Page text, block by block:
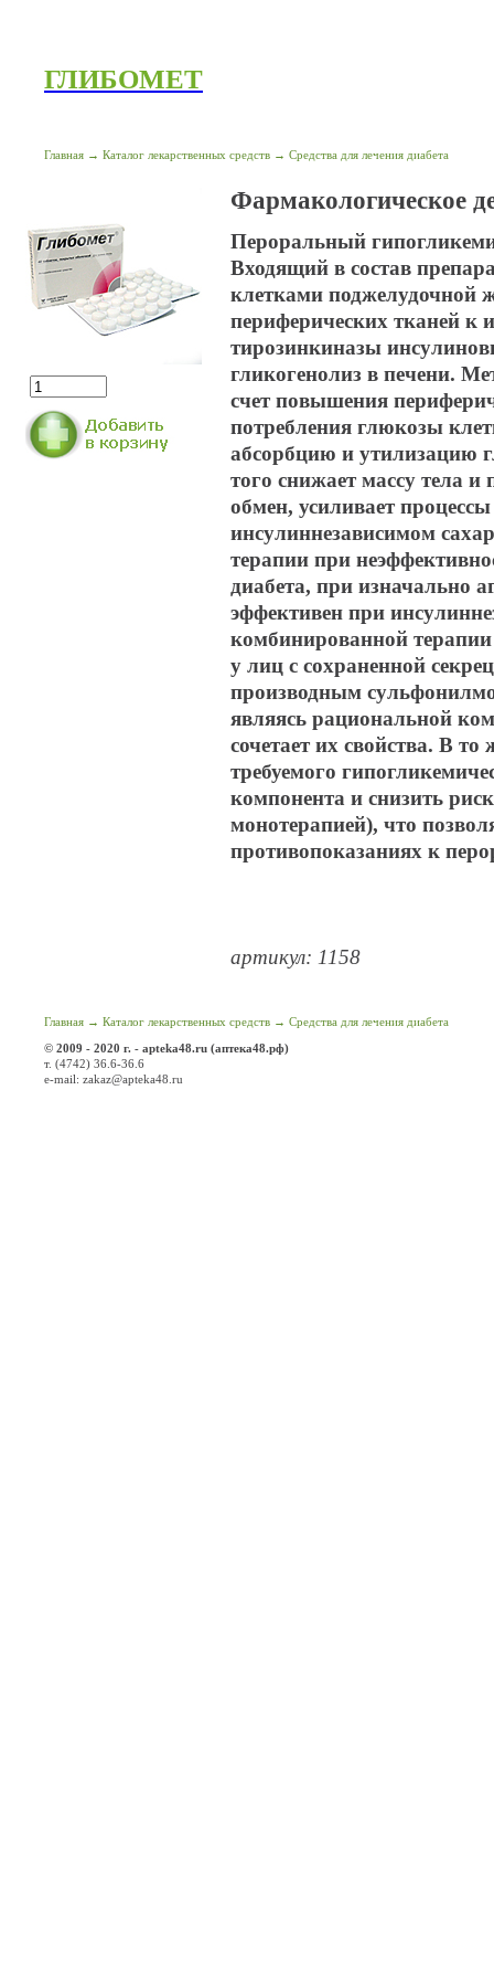
ГЛИБОМЕТ
Главная → Каталог лекарственных средств → Средства для лечения диабета
Фармакологическое
Пероральный
Входящий в состав
клетками поджелудочной
периферических тканей к
тирозинкиназы
гликогенолиз в печени.
счет повышения
потребления глюкозы
абсорбцию и утилизацию
того снижает массу тела
обмен, усиливает
инсулиннезависимом
терапии при
диабета, при изначально
эффективен при
комбинированной
у лиц с сохраненной
производным
являясь рациональной
сочетает их свойства. В
требуемого
компонента и снизить
монотерапией), что
противопоказаниях к
артикул: 1158
Главная → Каталог лекарственных средств → Средства для лечения диабета
© 2009 - 2020 г. - apteka48.ru (аптека48.рф)
т. (4742) 36.6-36.6
e-mail: zakaz@apteka48.ru